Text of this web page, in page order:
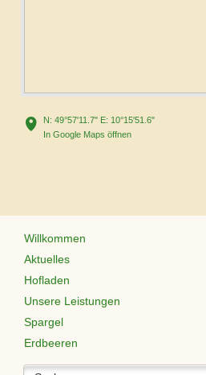
N: 49°57'11.7" E: 10°15'51.6"
In Google Maps öffnen
überspringen
Willkommen
Aktuelles
Hofladen
Unsere Leistungen
Spargel
Erdbeeren